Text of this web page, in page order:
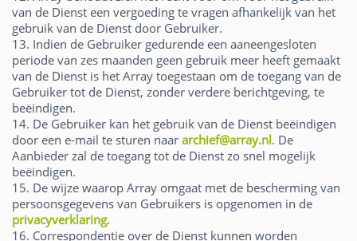
van de Dienst een vergoeding te vragen afhankelijk van het
gebruik van de Dienst door Gebruiker.
13. Indien de Gebruiker gedurende een aaneengesloten
periode van zes maanden geen gebruik meer heeft gemaakt
van de Dienst is het Array toegestaan om de toegang van de
Gebruiker tot de Dienst, zonder verdere berichtgeving, te
beëindigen.
14. De Gebruiker kan het gebruik van de Dienst beëindigen
door een e-mail te sturen naar archief@array.nl. De
Aanbieder zal de toegang tot de Dienst zo snel mogelijk
beëindigen.
15. De wijze waarop Array omgaat met de bescherming van
persoonsgegevens van Gebruikers is opgenomen in de
privacyverklaring.
16. Correspondentie over de Dienst kunnen worden